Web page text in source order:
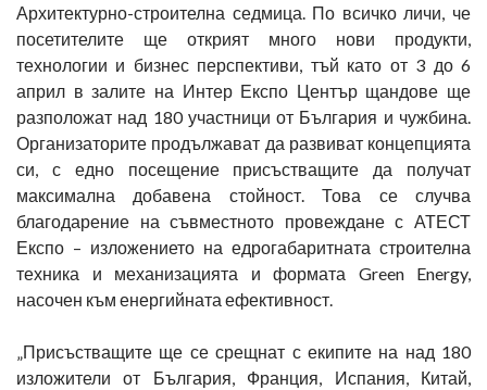
Архитектурно-строителна седмица. По всичко личи, че
посетителите ще открият много нови продукти,
технологии и бизнес перспективи, тъй като от 3 до 6
април в залите на Интер Експо Център щандове ще
разположат над 180 участници от България и чужбина.
Организаторите продължават да развиват концепцията
си, с едно посещение присъстващите да получат
максимална добавена стойност. Това се случва
благодарение на съвместното провеждане с АТЕСТ
Експо – изложението на едрогабаритната строителна
техника и механизацията и формата Green Energy,
насочен към енергийната ефективност.
„Присъстващите ще се срещнат с екипите на над 180
изложители от България, Франция, Испания, Китай,